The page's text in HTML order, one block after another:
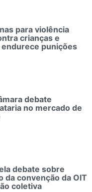
para violência
crianças e
punições
debate
no mercado de
debate sobre
da convenção da OIT
coletiva